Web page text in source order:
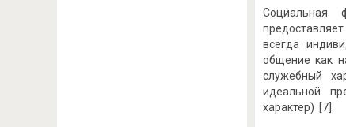
Социальная
всегда
общение как
служебный
идеальной
характер) [7].